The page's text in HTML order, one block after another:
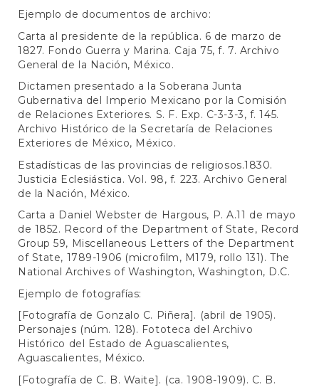
Ejemplo de documentos de archivo:
Carta al presidente de la república. 6 de marzo de
1827. Fondo Guerra y Marina. Caja 75, f. 7. Archivo
General de la Nación, México.
Dictamen presentado a la Soberana Junta
Gubernativa del Imperio Mexicano por la Comisión
de Relaciones Exteriores. S. F. Exp. C-3-3-3, f. 145.
Archivo Histórico de la Secretaría de Relaciones
Exteriores de México, México.
Estadísticas de las provincias de religiosos.1830.
Justicia Eclesiástica. Vol. 98, f. 223. Archivo General
de la Nación, México.
Carta a Daniel Webster de Hargous, P. A.11 de mayo
de 1852. Record of the Department of State, Record
Group 59, Miscellaneous Letters of the Department
of State, 1789-1906 (microfilm, M179, rollo 131). The
National Archives of Washington, Washington, D.C.
Ejemplo de fotografías:
[Fotografía de Gonzalo C. Piñera]. (abril de 1905).
Personajes (núm. 128). Fototeca del Archivo
Histórico del Estado de Aguascalientes,
Aguascalientes, México.
[Fotografía de C. B. Waite]. (ca. 1908-1909). C. B.